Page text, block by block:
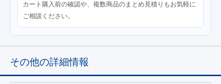
カート購入前の確認や、複数商品のまとめ見積りもお気軽に
ご相談ください。
その他の詳細情報